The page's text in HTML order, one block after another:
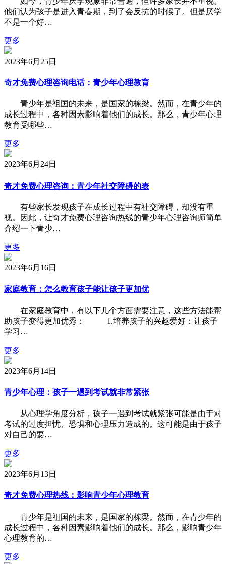
他们认为孩子是进入青春期，到了会反抗的时候了。但是厌学
不是一个好…
更多
2023年6月25日
奇才免费心理咨询电话：青少年心理教育
青少年是祖国的未来，是国家的栋梁。然而，在青少年的
成长过程中，各种因素影响着他们的成长。那么，青少年心理
教育受哪些…
更多
2023年6月24日
奇才免费心理咨询：青少年社交障碍的表
有些家长发现孩子在成长过程中有社交障碍，却没有重
视。因此，让奇才免费心理咨询热线的青少年心理咨询师简单
介绍一下青少…
更多
2023年6月16日
家庭教育：怎么教育孩子能让孩子更加优
在家庭教育中，有以下几个方面需要注意，这些方法能帮
助孩子变得更加优秀： 1.培养孩子的兴趣爱好：让孩子
学习…
更多
2023年6月14日
青少年心理：孩子一遇到考试就非常紧张
从心理学角度分析，孩子一遇到考试就紧张可能是由于对
考试的过度担忧、恐惧和心理压力造成的。这可能是由于孩子
对自己的要…
更多
2023年6月13日
奇才免费心理热线：影响青少年心理教育
青少年是祖国的未来，是国家的栋梁。然而，在青少年的
成长过程中，各种因素影响着他们的成长。那么，影响青少年
心理教育的…
更多